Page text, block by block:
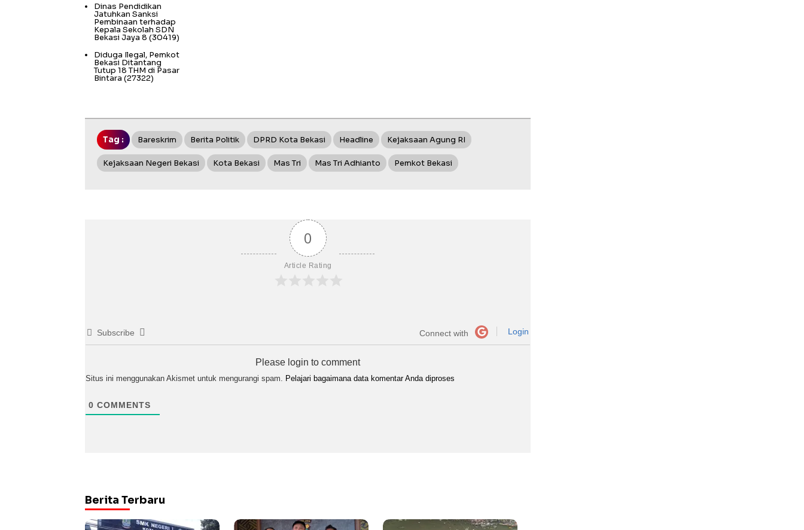
Dinas Pendidikan
Jatuhkan Sanksi
Pembinaan terhadap
Kepala Sekolah SDN
Bekasi Jaya 8 (30419)
Diduga Ilegal, Pemkot
Bekasi Ditantang
Tutup 18 THM di Pasar
Bintara (27322)
Tag : Bareskrim Berita Politik DPRD Kota Bekasi Headline Kejaksaan Agung RI
Kejaksaan Negeri Bekasi Kota Bekasi Mas Tri Mas Tri Adhianto Pemkot Bekasi
0
Article Rating
Subscribe Connect with Login
Please login to comment
Situs ini menggunakan Akismet untuk mengurangi spam. Pelajari bagaimana data komentar Anda diproses
0 COMMENTS
Berita Terbaru